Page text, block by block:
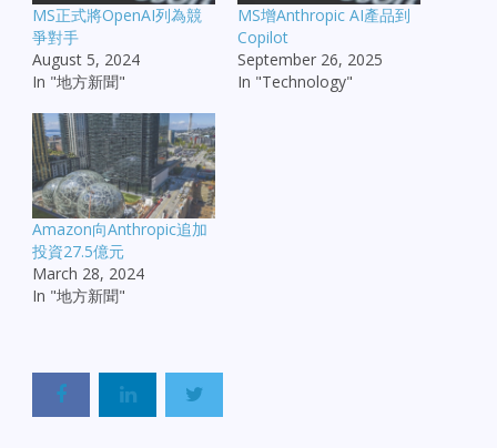
MS正式將OpenAI列為競
爭對手
August 5, 2024
In "地方新聞"
MS增Anthropic AI產品到
Copilot
September 26, 2025
In "Technology"
Amazon向Anthropic追加
投資27.5億元
March 28, 2024
In "地方新聞"